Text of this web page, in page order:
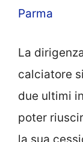
Parma
La
calciatore
due ultimi
poter
la sua